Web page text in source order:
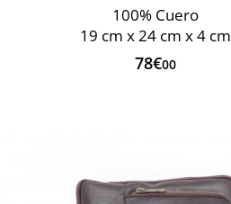
100% Cuero
19 cm x 24 cm x 4 cm
78€00